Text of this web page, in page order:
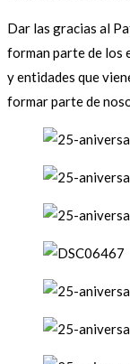
Dar las gracias al
forman parte de los
y entidades que
formar parte de